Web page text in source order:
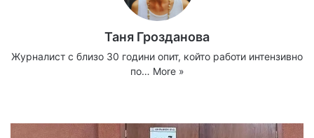
Таня Грозданова
Журналист с близо 30 години опит, който работи интензивно
по… More »